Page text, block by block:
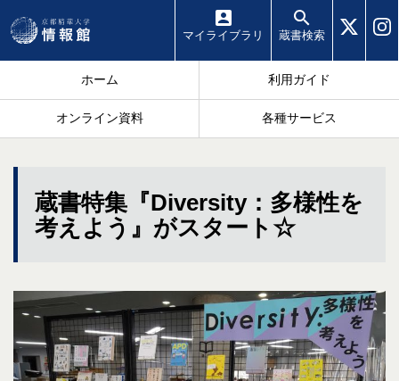
マイ ライブラリ 蔵書検索
ホーム 利用ガイド
オンライン資料 各種サービス
蔵書特集『Diversity：多様性を
考えよう』がスタート☆